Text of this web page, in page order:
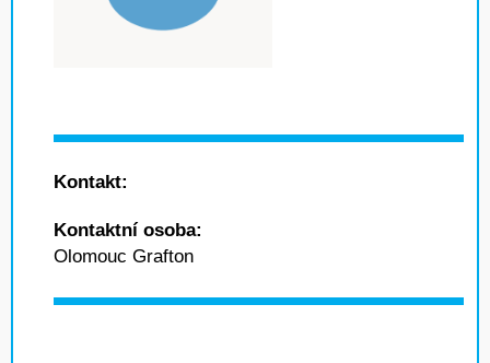
Kontakt:
Kontaktní osoba:
Olomouc Grafton